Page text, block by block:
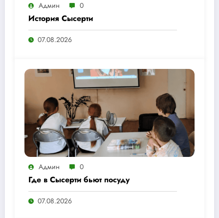
Админ 0
История Сысерти
07.08.2026
Админ 0
Где в Сысерти бьют посуду
07.08.2026